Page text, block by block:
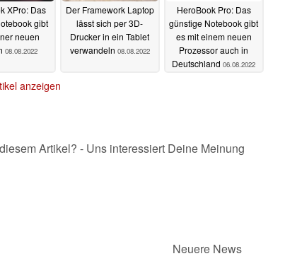
XPro: Das
gibt
neuen
08.08.2022
Der Framework Laptop
lässt sich per 3D-
Drucker in ein Tablet
verwandeln 08.08.2022
HeroBook Pro: Das
günstige Notebook gibt
es mit einem neuen
Prozessor auch in
Deutschland 06.08.2022
anzeigen
Artikel? - Uns interessiert Deine Meinung
Neuere News